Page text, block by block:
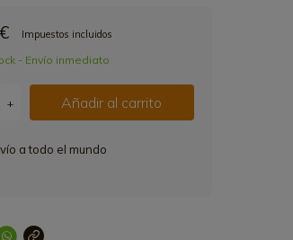
Impuestos incluidos
- Envío inmediato
+ Añadir al carrito
a todo el mundo